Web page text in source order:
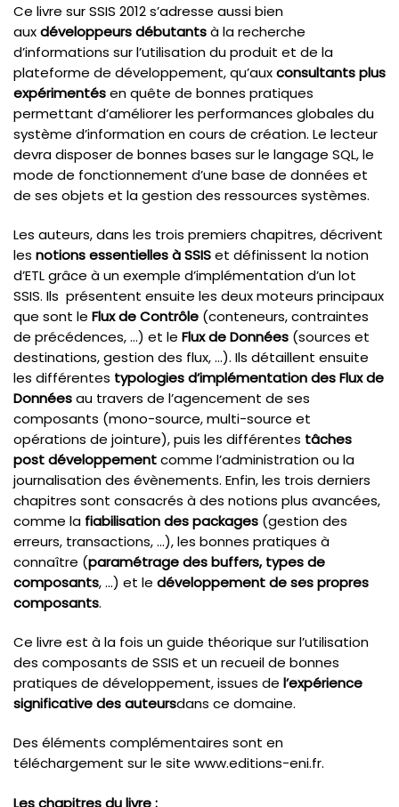
Ce livre sur SSIS 2012 s’adresse aussi bien
auxdéveloppeurs débutantsà la recherche
d’informations sur l’utilisation du produit et de la
plateforme de développement, qu’auxconsultants plus
expérimentésen quête de bonnes pratiques
permettant d’améliorer les performances globales du
système d’information en cours de création. Le lecteur
devra disposer de bonnes bases sur le langage SQL, le
mode de fonctionnement d’une base de données et
de ses objets et la gestion des ressources systèmes.
Les auteurs, dans les trois premiers chapitres, décrivent
les notions essentielles à SSISet définissent la notion
d’ETL grâce à un exemple d’implémentation d’un lot
SSIS. Ils présentent ensuite les deux moteurs principaux
que sont le Flux de Contrôle (conteneurs, contraintes
de précédences, …) et le Flux de Données (sources et
destinations, gestion des flux, …). Ils détaillent ensuite
les différentes typologies d’implémentation des Flux de
Donnéesau travers de l’agencement de ses
composants (mono-source, multi-source et
opérations de jointure), puis les différentes tâches
post développementcomme l’administration ou la
journalisation des évènements. Enfin, les trois derniers
chapitres sont consacrés à des notions plus avancées,
comme la fiabilisation des packages (gestion des
erreurs, transactions, …), les bonnes pratiques à
connaître (paramétrage des buffers, types de
composants, …) et le développement de ses propres
composants.
Ce livre est à la fois un guide théorique sur l’utilisation
des composants de SSIS et un recueil de bonnes
pratiques de développement, issues de l’expérience
significative des auteursdans ce domaine.
Des éléments complémentaires sont en
téléchargement sur le site www.editions-eni.fr.
Les chapitres du livre :